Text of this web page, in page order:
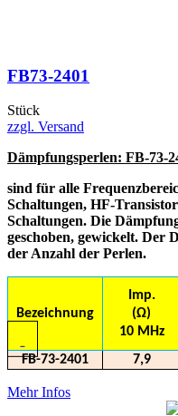
FB73-2401
Stück
zzgl. Versand
Dämpfungsperlen: FB-73-
sind für alle
Schaltungen, HF-
Schaltungen. Die
geschoben, gewickelt. Der
der Anzahl der Perlen.
Bezeichnung
Imp.
(Ω)
10 MHz
FB-73-2401
7,9
Mehr Infos